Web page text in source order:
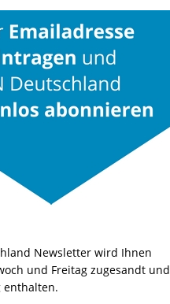
Newsletter wird Ihnen
und Freitag zugesandt und
enthalten.